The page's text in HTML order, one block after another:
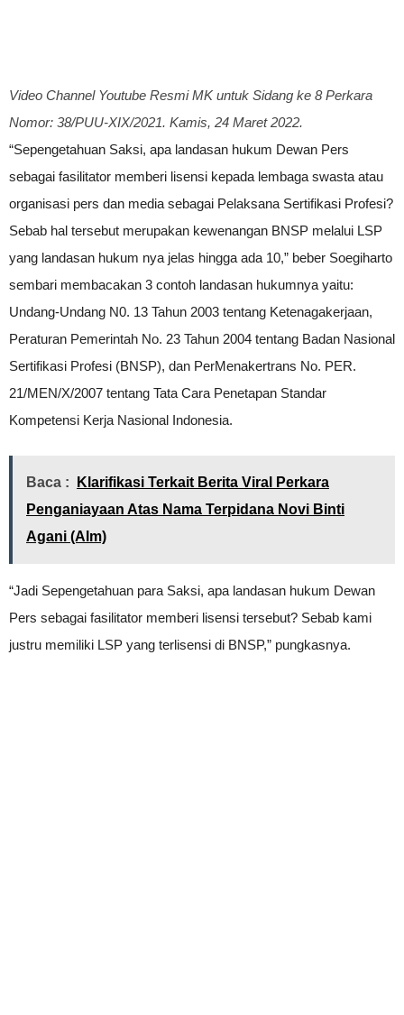
Video Channel Youtube Resmi MK untuk Sidang ke 8 Perkara
Nomor: 38/PUU-XIX/2021. Kamis, 24 Maret 2022.
“Sepengetahuan Saksi, apa landasan hukum Dewan Pers
sebagai fasilitator memberi lisensi kepada lembaga swasta atau
organisasi pers dan media sebagai Pelaksana Sertifikasi Profesi?
Sebab hal tersebut merupakan kewenangan BNSP melalui LSP
yang landasan hukum nya jelas hingga ada 10,” beber Soegiharto
sembari membacakan 3 contoh landasan hukumnya yaitu:
Undang-Undang N0. 13 Tahun 2003 tentang Ketenagakerjaan,
Peraturan Pemerintah No. 23 Tahun 2004 tentang Badan Nasional
Sertifikasi Profesi (BNSP), dan PerMenakertrans No. PER.
21/MEN/X/2007 tentang Tata Cara Penetapan Standar
Kompetensi Kerja Nasional Indonesia.
Baca :
Klarifikasi Terkait Berita Viral Perkara
Penganiayaan Atas Nama Terpidana Novi Binti
Agani (Alm)
“Jadi Sepengetahuan para Saksi, apa landasan hukum Dewan
Pers sebagai fasilitator memberi lisensi tersebut? Sebab kami
justru memiliki LSP yang terlisensi di BNSP,” pungkasnya.